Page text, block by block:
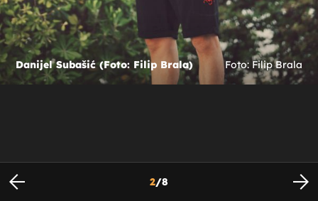
Danijel Subašić (Foto: Filip Brala) Foto: Filip Brala
2/8